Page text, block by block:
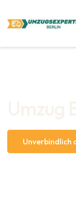
Unverbindlich